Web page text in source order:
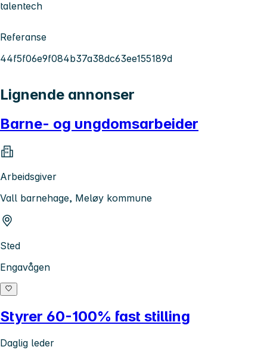
talentech
Referanse
44f5f06e9f084b37a38dc63ee155189d
Lignende annonser
Barne- og ungdomsarbeider
Arbeidsgiver
Vall barnehage, Meløy kommune
Sted
Engavågen
Styrer 60-100% fast stilling
Daglig leder